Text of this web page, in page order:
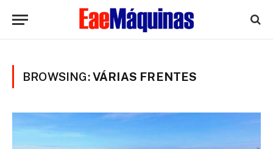
BROWSING:VÁRIAS FRENTES